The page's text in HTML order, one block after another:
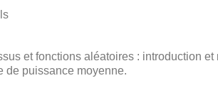
et fonctions aléatoires : introduction
de puissance moyenne.